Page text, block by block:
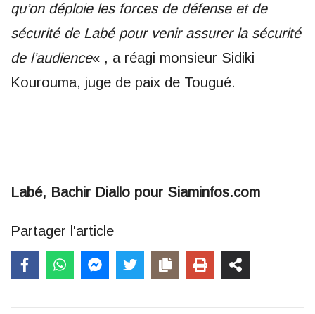
qu’on déploie les forces de défense et de
sécurité de Labé pour venir assurer la sécurité
de l’audience« , a réagi monsieur Sidiki
Kourouma, juge de paix de Tougué.
Labé, Bachir Diallo pour Siaminfos.com
Partager l'article